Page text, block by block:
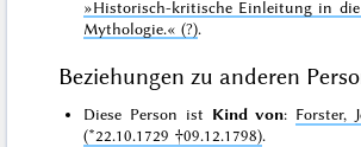
»Historisch-kritische Einleitung in
Mythologie.« (?).
Beziehungen zu anderen
Diese Person ist Kind von: Forster,
(*22.10.1729 †09.12.1798).